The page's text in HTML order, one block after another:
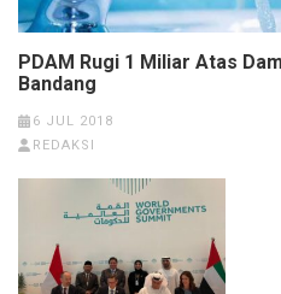
PDAM Rugi 1 Miliar Atas
Bandang
6 JUL 2018
REDAKSI